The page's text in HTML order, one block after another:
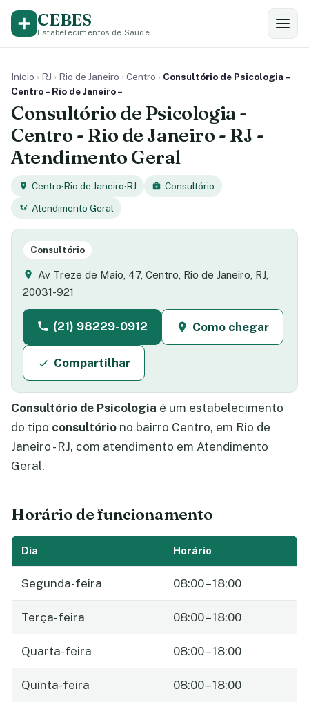
CEBES
Estabelecimentos de Saúde
Início › RJ › Rio de Janeiro › Centro › Consultório de Psicologia –
Centro – Rio de Janeiro –
Consultório de Psicologia -
Centro - Rio de Janeiro - RJ -
Atendimento Geral
Centro·Rio de Janeiro·RJ
Consultório
Atendimento Geral
Consultório
Av Treze de Maio, 47, Centro, Rio de Janeiro, RJ,
20031-921
(21) 98229-0912 Como chegar
Compartilhar
Consultório de Psicologia é um estabelecimento
do tipo consultório no bairro Centro, em Rio de
Janeiro - RJ, com atendimento em Atendimento
Geral.
Horário de funcionamento
Dia Horário
Segunda-feira 08:00 – 18:00
Terça-feira 08:00 – 18:00
Quarta-feira 08:00 – 18:00
Quinta-feira 08:00 – 18:00